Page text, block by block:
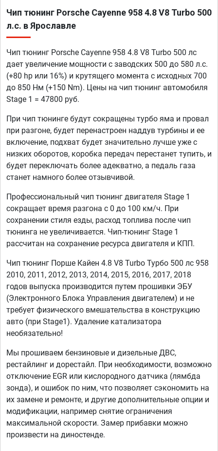
Чип тюнинг Porsche Cayenne 958 4.8 V8 Turbo 500
л.с. в Ярославле
Чип тюнинг Porsche Cayenne 958 4.8 V8 Turbo 500 лс
дает увеличение мощности с заводских 500 до 580 л.с.
(+80 hp или 16%) и крутящего момента с исходных 700
до 850 Нм (+150 Nm). Цены на чип тюнинг автомобиля
Stage 1 = 47800 руб.
При чип тюнинге будут сокращены турбо яма и провал
при разгоне, будет перенастроен наддув турбины и ее
включение, подхват будет значительно лучше уже с
низких оборотов, коробка передач перестанет тупить, и
будет переключать более адекватно, а педаль газа
станет намного более отзывчивой.
Профессиональный чип тюнинг двигателя Stage 1
сокращает время разгона с 0 до 100 км/ч. При
сохранении стиля езды, расход топлива после чип
тюнинга не увеличивается. Чип-тюнинг Stage 1
рассчитан на сохранение ресурса двигателя и КПП.
Чип тюнинг Порше Кайен 4.8 V8 Turbo Турбо 500 лс 958
2010, 2011, 2012, 2013, 2014, 2015, 2016, 2017, 2018
годов выпуска производится путем прошивки ЭБУ
(Электронного Блока Управления двигателем) и не
требует физического вмешательства в конструкцию
авто (при Stage1). Удаление катализатора
необязательно!
Мы прошиваем бензиновые и дизельные ДВС,
рестайлинг и дорестайл. При необходимости, возможно
отключение EGR или кислородного датчика (лямбда
зонда), и ошибок по ним, что позволяет сэкономить на
их замене и ремонте, и другие дополнительные опции и
модификации, например снятие ограничения
максимальной скорости. Замер прибавки можно
произвести на диностенде.